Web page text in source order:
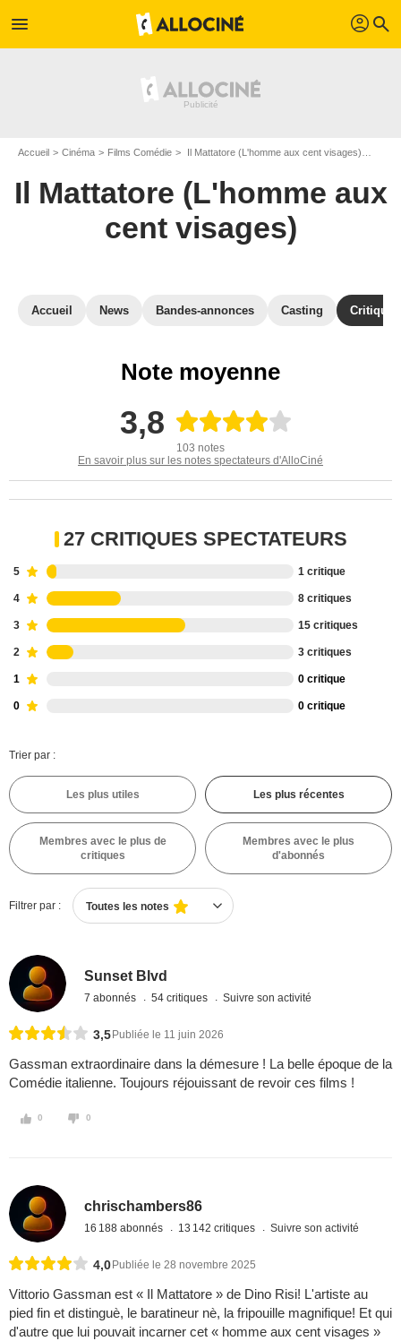
menu profil search
Accueil Cinéma Films Comédie Il Mattatore (L'homme aux cent visages)
Il Mattatore (L'homme aux
cent visages)
Accueil News Bandes-annonces Casting
Note moyenne
3,8
103 notes
En savoir plus sur les notes spectateurs d'AlloCiné
27 CRITIQUES SPECTATEURS
5 1 critique
4 8 critiques
3 15 critiques
2 3 critiques
1 0 critique
0 0 critique
Trier par :
Les plus utiles Les plus récentes
Membres avec le plus de
critiques
Membres avec le plus
d'abonnés
Filtrer par : Toutes les notes
Sunset Blvd
7 abonnés 54 critiques Suivre son activité
3,5 Publiée le 11 juin 2026
Gassman extraordinaire dans la démesure ! La belle époque de la
Comédie italienne. Toujours réjouissant de revoir ces films !
0 0
chrischambers86
16 188 abonnés 13 142 critiques Suivre son activité
4,0 Publiée le 28 novembre 2025
Vittorio Gassman est « Il Mattatore » de Dino Risi! L'artiste au
pied fin et distinguè, le baratineur nè, la fripouille magnifique! Et qui
d'autre que lui pouvait incarner cet « homme aux cent visages »